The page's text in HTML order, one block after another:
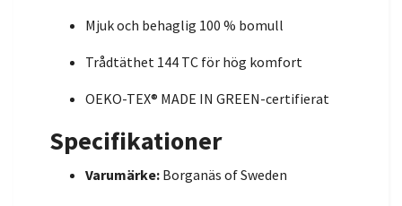
Mjuk och behaglig 100 % bomull
Trådtäthet 144 TC för hög komfort
OEKO-TEX® MADE IN GREEN-certifierat
Specifikationer
Varumärke: Borganäs of Sweden